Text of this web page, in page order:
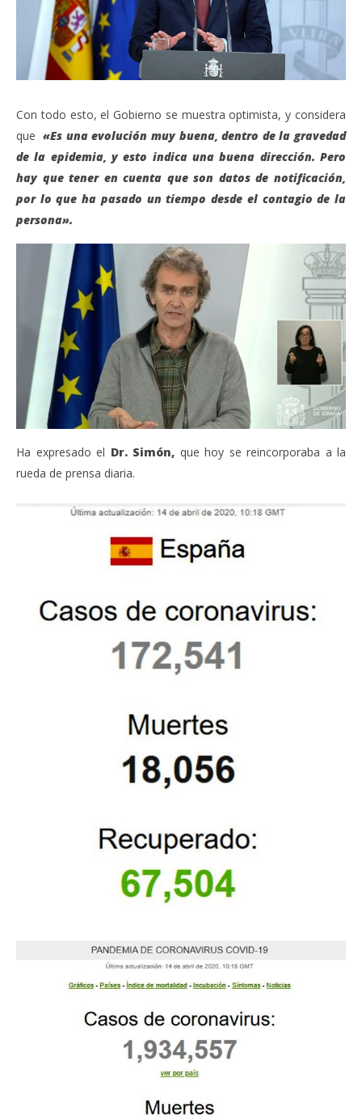
Con todo esto, el Gobierno se muestra optimista, y considera
que«Es una evolución muy buena, dentro de la gravedad
de la epidemia, y esto indica una buena dirección. Pero
hay que tener en cuenta que son datos de notificación,
por lo que ha pasado un tiempo desde el contagio de la
persona».
Ha expresado el Dr. Simón, que hoy se reincorporaba a la
rueda de prensa diaria.